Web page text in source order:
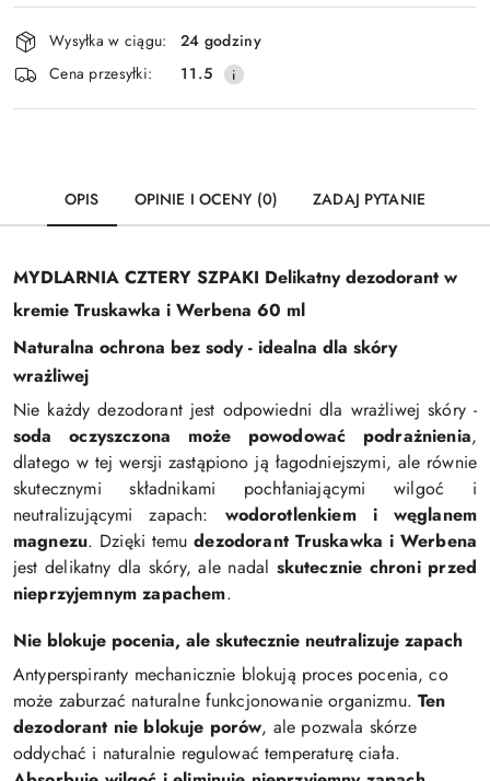
Wyślij
Dostępność
i
dostawa
Wysyłka w ciągu:
24 godziny
Cena przesyłki:
11.5
OPIS OPINIE I OCENY (0) ZADAJ PYTANIE
MYDLARNIA CZTERY SZPAKI Delikatny dezodorant w
kremie Truskawka i Werbena 60 ml
Naturalna ochrona bez sody - idealna dla skóry
wrażliwej
Nie każdy dezodorant jest odpowiedni dla wrażliwej skóry -
soda oczyszczona może powodować podrażnienia,
dlatego w tej wersji zastąpiono ją łagodniejszymi, ale równie
skutecznymi składnikami pochłaniającymi wilgoć i
neutralizującymi zapach: wodorotlenkiem i węglanem
magnezu. Dzięki temudezodorant Truskawka i Werbena
jest delikatny dla skóry, ale nadal skutecznie chroni przed
nieprzyjemnym zapachem.
Nie blokuje pocenia, ale skutecznie neutralizuje zapach
Antyperspiranty mechanicznie blokują proces pocenia, co
może zaburzać naturalne funkcjonowanie organizmu.Ten
dezodorant nie blokuje porów, ale pozwala skórze
oddychać i naturalnie regulować temperaturę ciała.